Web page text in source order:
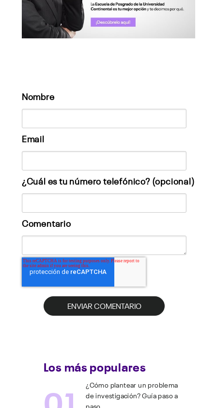
Nombre
Email
¿Cuál es tu número telefónico? (opcional)
Comentario
Los más populares
01
¿Cómo plantear un problema
de investigación? Guía paso a
paso